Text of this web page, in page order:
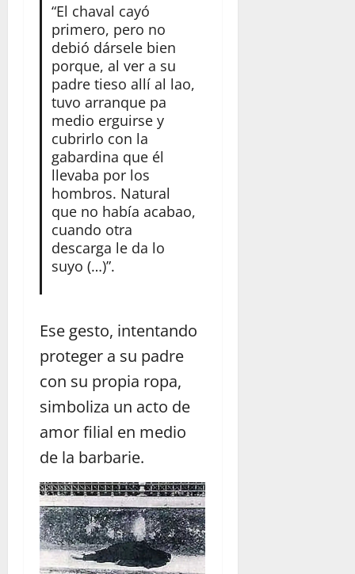
“El chaval cayó
primero, pero no
debió dársele bien
porque, al ver a su
padre tieso allí al lao,
tuvo arranque pa
medio erguirse y
cubrirlo con la
gabardina que él
llevaba por los
hombros. Natural
que no había acabao,
cuando otra
descarga le da lo
suyo (…)”.
Ese gesto, intentando
proteger a su padre
con su propia ropa,
simboliza un acto de
amor filial en medio
de la barbarie.